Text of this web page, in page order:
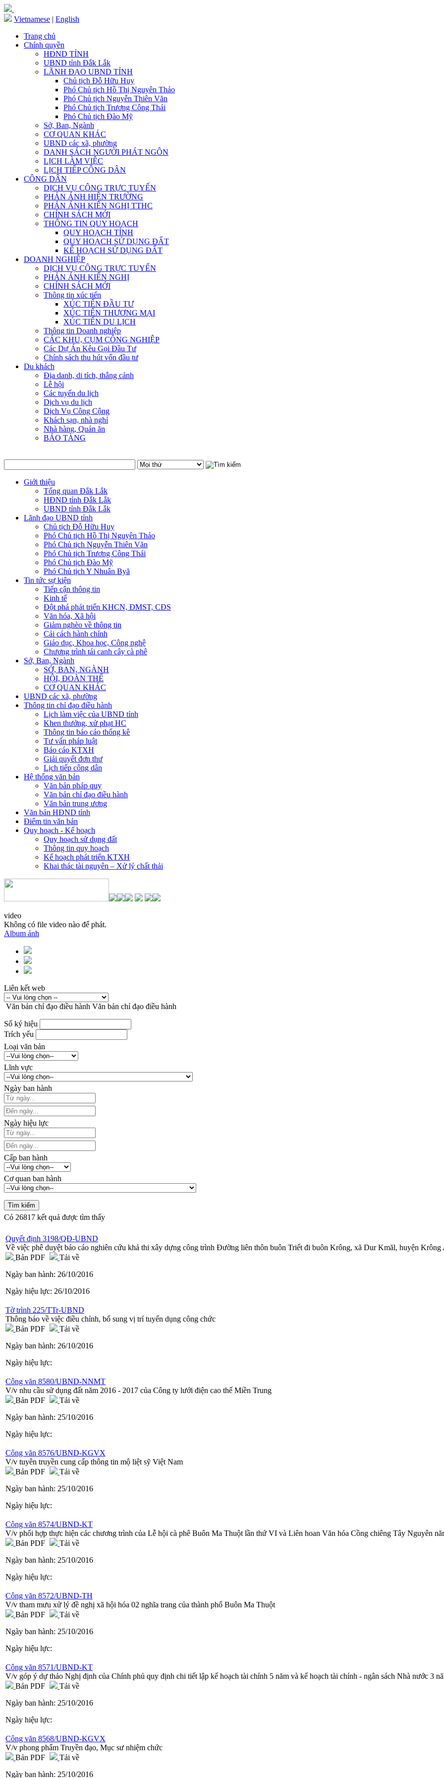
Vietnamese | English
Trang chủ
Chính quyền
HĐND TỈNH
UBND tỉnh Đắk Lắk
LÃNH ĐẠO UBND TỈNH
Chủ tịch Đỗ Hữu Huy
Phó Chủ tịch Hồ Thị Nguyên Thảo
Phó Chủ tịch Nguyễn Thiên Văn
Phó Chủ tịch Trương Công Thái
Phó Chủ tịch Đào Mỹ
Sở, Ban, Ngành
CƠ QUAN KHÁC
UBND các xã, phường
DANH SÁCH NGƯỜI PHÁT NGÔN
LỊCH LÀM VIỆC
LỊCH TIẾP CÔNG DÂN
CÔNG DÂN
DỊCH VỤ CÔNG TRỰC TUYẾN
PHẢN ÁNH HIỆN TRƯỜNG
PHẢN ÁNH KIẾN NGHỊ TTHC
CHÍNH SÁCH MỚI
THÔNG TIN QUY HOẠCH
QUY HOẠCH TỈNH
QUY HOẠCH SỬ DỤNG ĐẤT
KẾ HOẠCH SỬ DỤNG ĐẤT
DOANH NGHIỆP
DỊCH VỤ CÔNG TRỰC TUYẾN
PHẢN ÁNH KIẾN NGHỊ
CHÍNH SÁCH MỚI
Thông tin xúc tiến
XÚC TIẾN ĐẦU TƯ
XÚC TIẾN THƯƠNG MẠI
XÚC TIẾN DU LỊCH
Thông tin Doanh nghiệp
CÁC KHU, CỤM CÔNG NGHIỆP
Các Dự Án Kêu Gọi Đầu Tư
Chính sách thu hút vốn đầu tư
Du khách
Địa danh, di tích, thắng cảnh
Lễ hội
Các tuyến du lịch
Dịch vụ du lịch
Dịch Vụ Công Cộng
Khách sạn, nhà nghỉ
Nhà hàng, Quán ăn
BẢO TÀNG
Giới thiệu
Tổng quan Đắk Lắk
HĐND tỉnh Đắk Lắk
UBND tỉnh Đắk Lắk
Lãnh đạo UBND tỉnh
Chủ tịch Đỗ Hữu Huy
Phó Chủ tịch Hồ Thị Nguyên Thảo
Phó Chủ tịch Nguyễn Thiên Văn
Phó Chủ tịch Trương Công Thái
Phó Chủ tịch Đào Mỹ
Phó Chủ tịch Y Nhuân Byă
Tin tức sự kiện
Tiếp cận thông tin
Kinh tế
Đột phá phát triển KHCN, ĐMST, CĐS
Văn hóa, Xã hội
Giảm nghèo về thông tin
Cải cách hành chính
Giáo dục, Khoa học, Công nghệ
Chương trình tái canh cây cà phê
Sở, Ban, Ngành
SỞ, BAN, NGÀNH
HỘI, ĐOÀN THỂ
CƠ QUAN KHÁC
UBND các xã, phường
Thông tin chỉ đạo điều hành
Lịch làm việc của UBND tỉnh
Khen thưởng, xử phạt HC
Thông tin báo cáo thống kê
Tư vấn pháp luật
Báo cáo KTXH
Giải quyết đơn thư
Lịch tiếp công dân
Hệ thống văn bản
Văn bản pháp quy
Văn bản chỉ đạo điều hành
Văn bản trung ương
Văn bản HĐND tỉnh
Điểm tin văn bản
Quy hoạch - Kế hoạch
Quy hoạch sử dụng đất
Thông tin quy hoạch
Kế hoạch phát triển KTXH
Khai thác tài nguyên – Xử lý chất thải
video
Không có file video nào để phát.
Album ảnh
Liên kết web
Văn bản chỉ đạo điều hành Văn bản chỉ đạo điều hành
Số ký hiệu
Trích yếu
Loại văn bản
Lĩnh vực
Ngày ban hành
Ngày hiệu lực
Cấp ban hành
Cơ quan ban hành
Có 26817 kết quả được tìm thấy
Quyết định 3198/QĐ-UBND
Về việc phê duyệt báo cáo nghiên cứu khả thi xây dựng công trình Đường liên thôn buôn Triết đi buôn Krông, xã Dur Kmăl, huyện Krông
Bản PDF
Tải về
Ngày ban hành: 26/10/2016
Ngày hiệu lực: 26/10/2016
Tờ trình 225/TTr-UBND
Thông báo về việc điều chỉnh, bổ sung vị trí tuyển dụng công chức
Bản PDF
Tải về
Ngày ban hành: 26/10/2016
Ngày hiệu lực:
Công văn 8580/UBND-NNMT
V/v nhu cầu sử dụng đất năm 2016 - 2017 của Công ty lưới điện cao thế Miền Trung
Bản PDF
Tải về
Ngày ban hành: 25/10/2016
Ngày hiệu lực:
Công văn 8576/UBND-KGVX
V/v tuyên truyền cung cấp thông tin mộ liệt sỹ Việt Nam
Bản PDF
Tải về
Ngày ban hành: 25/10/2016
Ngày hiệu lực:
Công văn 8574/UBND-KT
V/v phối hợp thực hiện các chương trình của Lễ hội cà phê Buôn Ma Thuột lần thứ VI và Liên hoan Văn hóa Cồng chiêng Tây Nguyên
Bản PDF
Tải về
Ngày ban hành: 25/10/2016
Ngày hiệu lực:
Công văn 8572/UBND-TH
V/v tham mưu xử lý đề nghị xã hội hóa 02 nghĩa trang của thành phố Buôn Ma Thuột
Bản PDF
Tải về
Ngày ban hành: 25/10/2016
Ngày hiệu lực:
Công văn 8571/UBND-KT
V/v góp ý dự thảo Nghị định của Chính phủ quy định chi tiết lập kế hoạch tài chính 5 năm và kế hoạch tài chính - ngân sách Nhà nước 3
Bản PDF
Tải về
Ngày ban hành: 25/10/2016
Ngày hiệu lực:
Công văn 8568/UBND-KGVX
V/v phong phẩm Truyền đạo, Mục sư nhiệm chức
Bản PDF
Tải về
Ngày ban hành: 25/10/2016